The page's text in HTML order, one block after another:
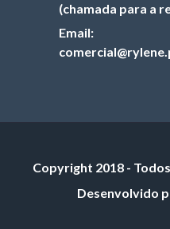
(chamada para a
Email:
Copyright 2018 -
Desenvolvido